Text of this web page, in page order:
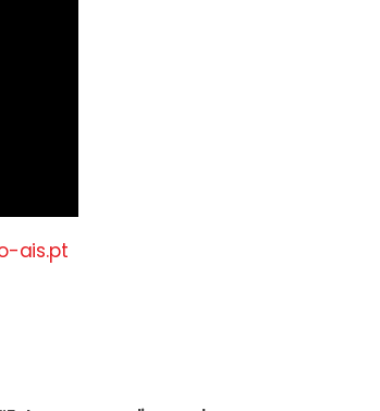
ais.pt